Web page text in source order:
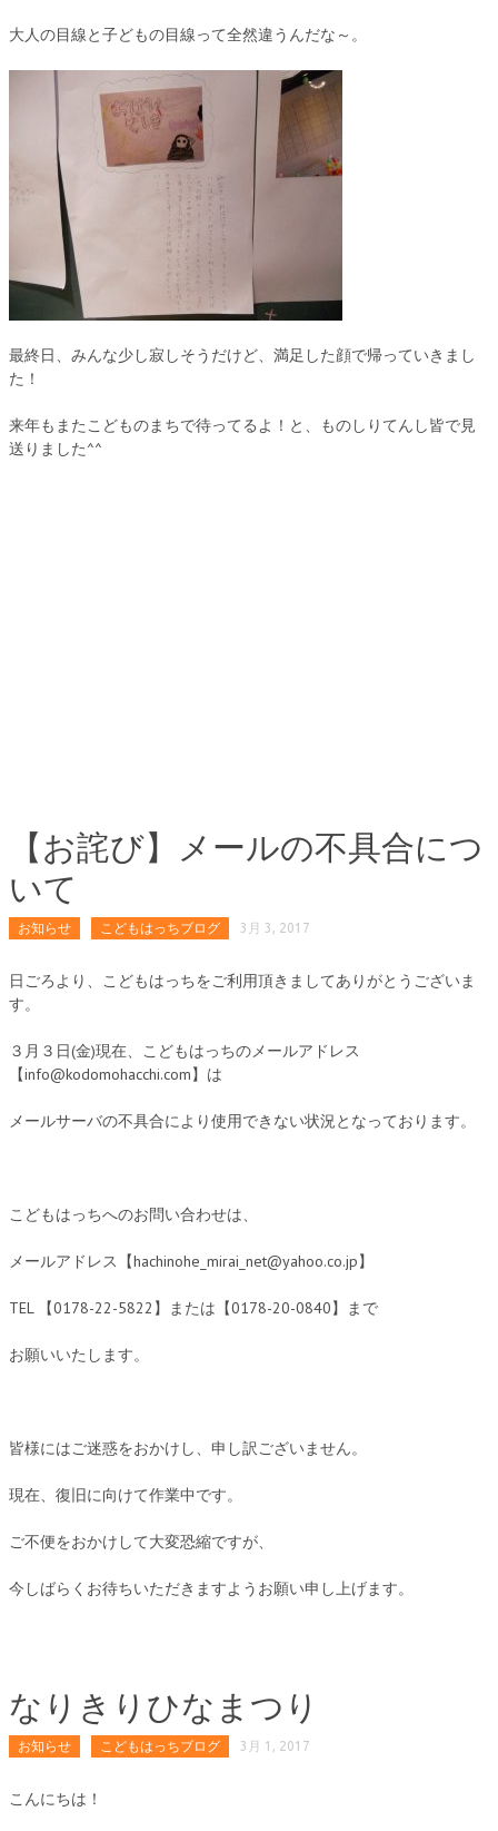
大人の目線と子どもの目線って全然違うんだな～。
最終日、みんな少し寂しそうだけど、満足した顔で帰っていきまし
た！
来年もまたこどものまちで待ってるよ！と、ものしりてんし皆で見
送りました^^
【お詫び】メールの不具合につ
いて
お知らせ こどもはっちブログ 3月 3, 2017
日ごろより、こどもはっちをご利用頂きましてありがとうございま
す。
３月３日(金)現在、こどもはっちのメールアドレス
【info@kodomohacchi.com】は
メールサーバの不具合により使用できない状況となっております。
こどもはっちへのお問い合わせは、
メールアドレス【hachinohe_mirai_net@yahoo.co.jp】
TEL 【0178-22-5822】または【0178-20-0840】まで
お願いいたします。
皆様にはご迷惑をおかけし、申し訳ございません。
現在、復旧に向けて作業中です。
ご不便をおかけして大変恐縮ですが、
今しばらくお待ちいただきますようお願い申し上げます。
なりきりひなまつり
お知らせ こどもはっちブログ 3月 1, 2017
こんにちは！